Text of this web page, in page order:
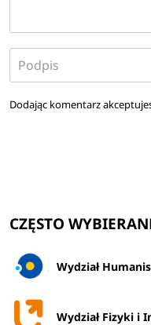
Dodając komentarz
CZĘSTO
Wydział
Wydział Fizyki i